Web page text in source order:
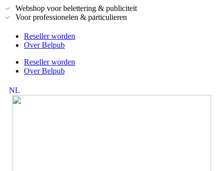
Webshop voor belettering & publiciteit
Voor professionelen & particulieren
Reseller worden
Over Belpub
Reseller worden
Over Belpub
NL
FR